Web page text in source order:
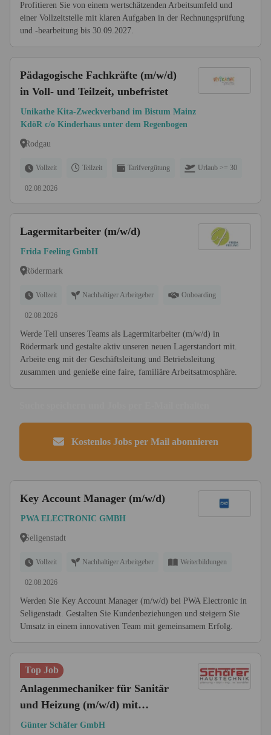
Profitieren Sie von einem wertschätzenden Arbeitsumfeld und
einer Vollzeitstelle mit klaren Aufgaben in der Rechnungsprüfung
und -bearbeitung bis 30.09.2027.
Pädagogische Fachkräfte (m/w/d)
in Voll- und Teilzeit, unbefristet
Unikathe Kita-Zweckverband im Bistum Mainz
KdöR c/o Kinderhaus unter dem Regenbogen
Rodgau
Vollzeit Teilzeit Tarifvergütung Urlaub >= 30
02.08.2026
Lagermitarbeiter (m/w/d)
Frida Feeling GmbH
Rödermark
Vollzeit Nachhaltiger Arbeitgeber Onboarding
02.08.2026
Werde Teil unseres Teams als Lagermitarbeiter (m/w/d) in
Rödermark und gestalte aktiv unseren neuen Lagerstandort mit.
Arbeite eng mit der Geschäftsleitung und Betriebsleitung
zusammen und genieße eine faire, familiäre Arbeitsatmosphäre.
Kostenlos Jobs per Mail abonnieren
Key Account Manager (m/w/d)
PWA ELECTRONIC GMBH
Seligenstadt
Vollzeit Nachhaltiger Arbeitgeber Weiterbildungen
02.08.2026
Werden Sie Key Account Manager (m/w/d) bei PWA Electronic in
Seligenstadt. Gestalten Sie Kundenbeziehungen und steigern Sie
Umsatz in einem innovativen Team mit gemeinsamem Erfolg.
Top Job
Anlagenmechaniker für Sanitär
und Heizung (m/w/d) mit
Führerscheinklasse B
Günter Schäfer GmbH